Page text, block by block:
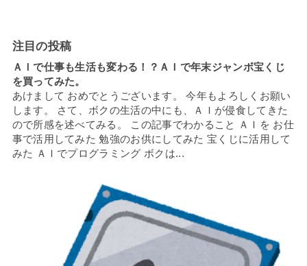
注目の投稿
ＡＩで仕事も生活も変わる！？ＡＩで年末ジャンボ宝くじ
を買ってみた。
あけまして おめでとうございます。 今年もよろしくお願い
します。 さて、ボクの生活の中にも、ＡＩが侵食してきた
ので所感を述べてみる。 この記事でわかること ＡＩを お仕
事で活用してみた 勉強のお供にしてみた 宝くじに活用して
みた ＡＩでプログラミング ボクは...